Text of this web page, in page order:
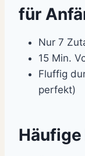
für
Nur 7
15 Min.
Fluffig
perfekt)